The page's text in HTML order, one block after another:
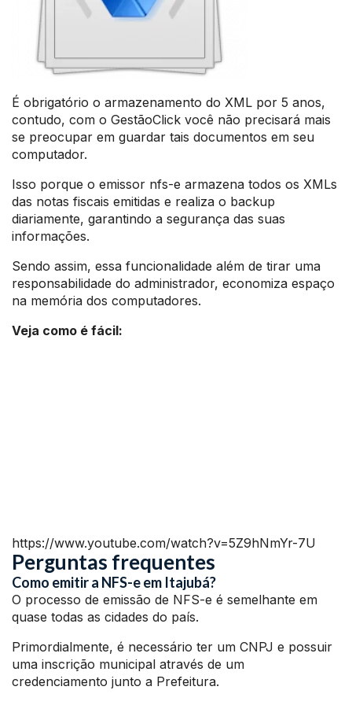
É obrigatório o armazenamento do XML por 5 anos,
contudo, com o GestãoClick você não precisará mais
se preocupar em guardar tais documentos em seu
computador.
Isso porque o emissor nfs-e armazena todos os XMLs
das notas fiscais emitidas e realiza o backup
diariamente, garantindo a segurança das suas
informações.
Sendo assim, essa funcionalidade além de tirar uma
responsabilidade do administrador, economiza espaço
na memória dos computadores.
Veja como é fácil:
https://www.youtube.com/watch?v=5Z9hNmYr-7U
Perguntas frequentes
Como emitir a NFS-e em Itajubá?
O processo de emissão de NFS-e é semelhante em
quase todas as cidades do país.
Primordialmente, é necessário ter um CNPJ e possuir
uma inscrição municipal através de um
credenciamento junto a Prefeitura.